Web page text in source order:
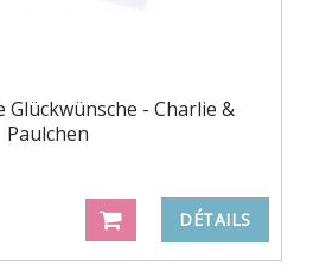
Glückwünsche - Charlie &
Paulchen
DÉTAILS